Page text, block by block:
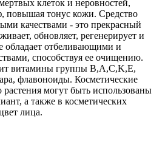
клеток и неровностей,
повышая тонус кожи. Средство
качествами - это прекрасный
обновляет, регенерирует и
обладает отбеливающими и
способствуя ее очищению.
витамины группы B,A,C,K,E,
флавоноиды. Косметические
растения могут быть использованы
а также в косметических
лица.